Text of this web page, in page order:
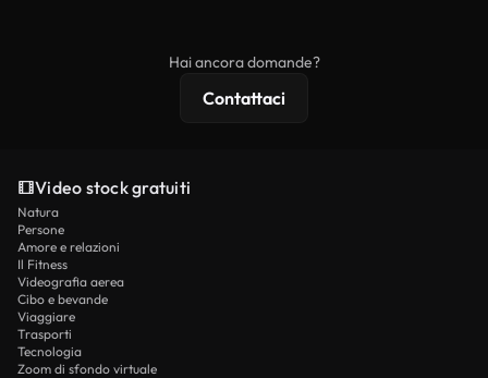
Hai ancora domande?
Contattaci
Video stock gratuiti
Natura
Persone
Amore e relazioni
Il Fitness
Videografia aerea
Cibo e bevande
Viaggiare
Trasporti
Tecnologia
Zoom di sfondo virtuale